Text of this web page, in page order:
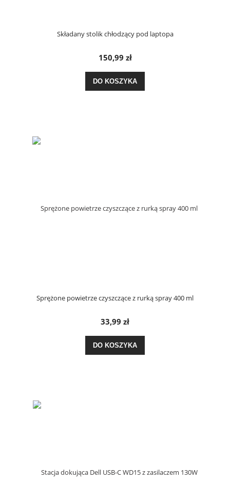
Składany stolik chłodzący pod laptopa
150,99 zł
DO KOSZYKA
Sprężone powietrze czyszczące z rurką spray 400 ml
33,99 zł
DO KOSZYKA